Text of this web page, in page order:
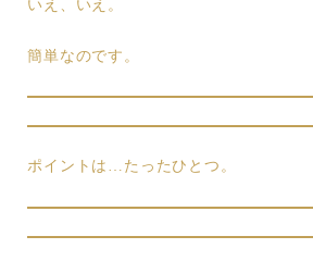
いえ、いえ。
簡単なのです。
ポイントは…たったひとつ。